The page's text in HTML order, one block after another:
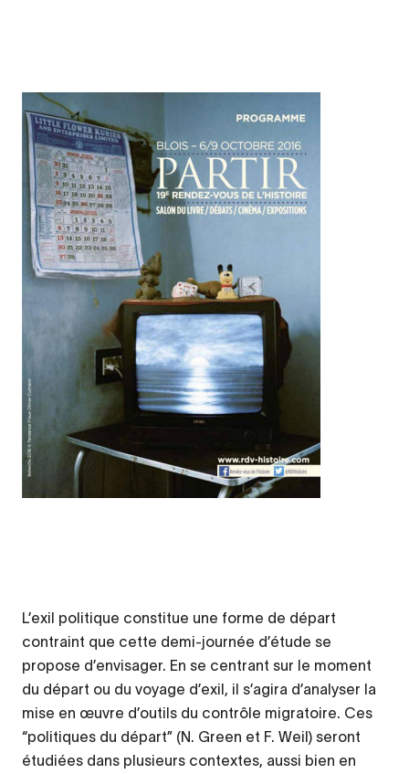
d’origine
L’exil politique constitue une forme de départ
contraint que cette demi-journée d’étude se
propose d’envisager. En se centrant sur le moment
du départ ou du voyage d’exil, il s’agira d’analyser la
mise en œuvre d’outils du contrôle migratoire. Ces
“politiques du départ” (N. Green et F. Weil) seront
étudiées dans plusieurs contextes, aussi bien en